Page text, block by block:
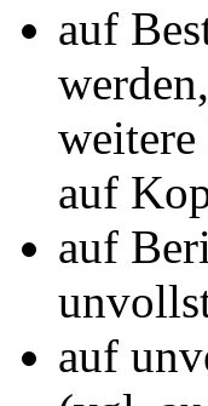
auf
auf
auf
auf